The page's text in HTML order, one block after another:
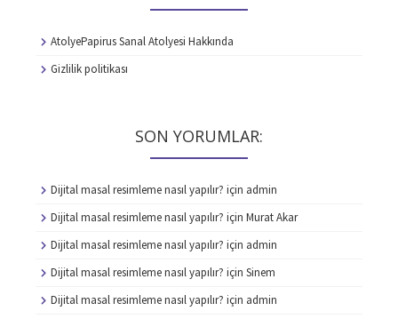
AtolyePapirus Sanal Atolyesi Hakkında
Gizlilik politikası
SON YORUMLAR:
Dijital masal resimleme nasıl yapılır? için admin
Dijital masal resimleme nasıl yapılır? için Murat Akar
Dijital masal resimleme nasıl yapılır? için admin
Dijital masal resimleme nasıl yapılır? için Sinem
Dijital masal resimleme nasıl yapılır? için admin